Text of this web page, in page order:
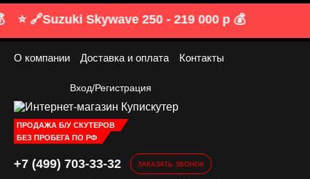
⭐️ 🔗Suzuki Skywave 250 -219 000 р 💰
О компании Доставка и оплата Контакты
Вход/Регистрация
ПРОДАЖА Б/У СКУТЕРОВ
БЕЗ ПРОБЕГА ПО РФ
+7 (499) 703-33-32 ЗАКАЗАТЬ ЗВОНОК